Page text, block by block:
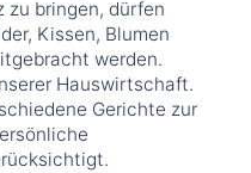
zu bringen, dürfen
Kissen, Blumen
werden.
Hauswirtschaft.
Gerichte zur